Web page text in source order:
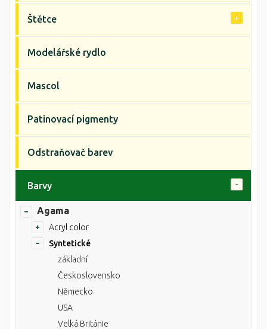
Štětce
Modelářské rydlo
Mascol
Patinovací pigmenty
Odstraňovač barev
Barvy
Agama
Acryl color
Syntetické
základní
Československo
Německo
USA
Velká Británie